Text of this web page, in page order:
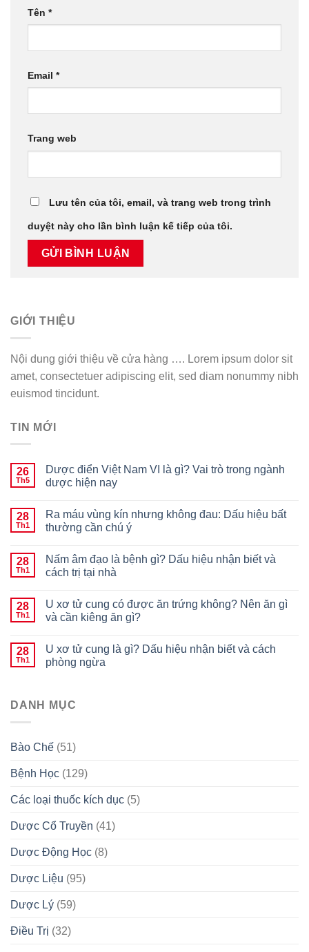
Tên *
Email *
Trang web
Lưu tên của tôi, email, và trang web trong trình
duyệt này cho lần bình luận kế tiếp của tôi.
GIỚI THIỆU
Nội dung giới thiệu về cửa hàng …. Lorem ipsum dolor sit
amet, consectetuer adipiscing elit, sed diam nonummy nibh
euismod tincidunt.
TIN MỚI
26
Th5
Dược điển Việt Nam VI là gì? Vai trò trong ngành
dược hiện nay
28
Th1
Ra máu vùng kín nhưng không đau: Dấu hiệu bất
thường cần chú ý
28
Th1
Nấm âm đạo là bệnh gì? Dấu hiệu nhận biết và
cách trị tại nhà
28
Th1
U xơ tử cung có được ăn trứng không? Nên ăn gì
và cần kiêng ăn gì?
28
Th1
U xơ tử cung là gì? Dấu hiệu nhận biết và cách
phòng ngừa
DANH MỤC
Bào Chế (51)
Bệnh Học (129)
Các loại thuốc kích dục (5)
Dược Cổ Truyền (41)
Dược Động Học (8)
Dược Liệu (95)
Dược Lý (59)
Điều Trị (32)